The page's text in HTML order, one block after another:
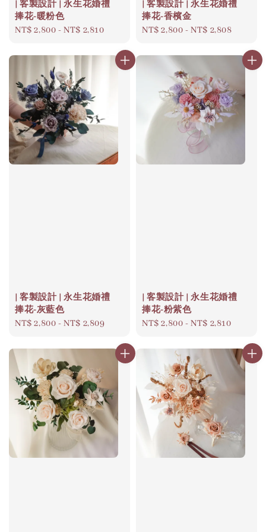
| 客製設計 | 永生花婚禮
捧花-暖粉色
Regular
NT$ 2,800 -NT$ 2,810
| 客製設計 | 永生花婚禮
捧花-香檳金
Regular
NT$ 2,800 -NT$ 2,808
| 客製設計 | 永生花婚禮
捧花-灰藍色
Regular
NT$ 2,800 -NT$ 2,809
| 客製設計 | 永生花婚禮
捧花-粉紫色
Regular
NT$ 2,800 -NT$ 2,810